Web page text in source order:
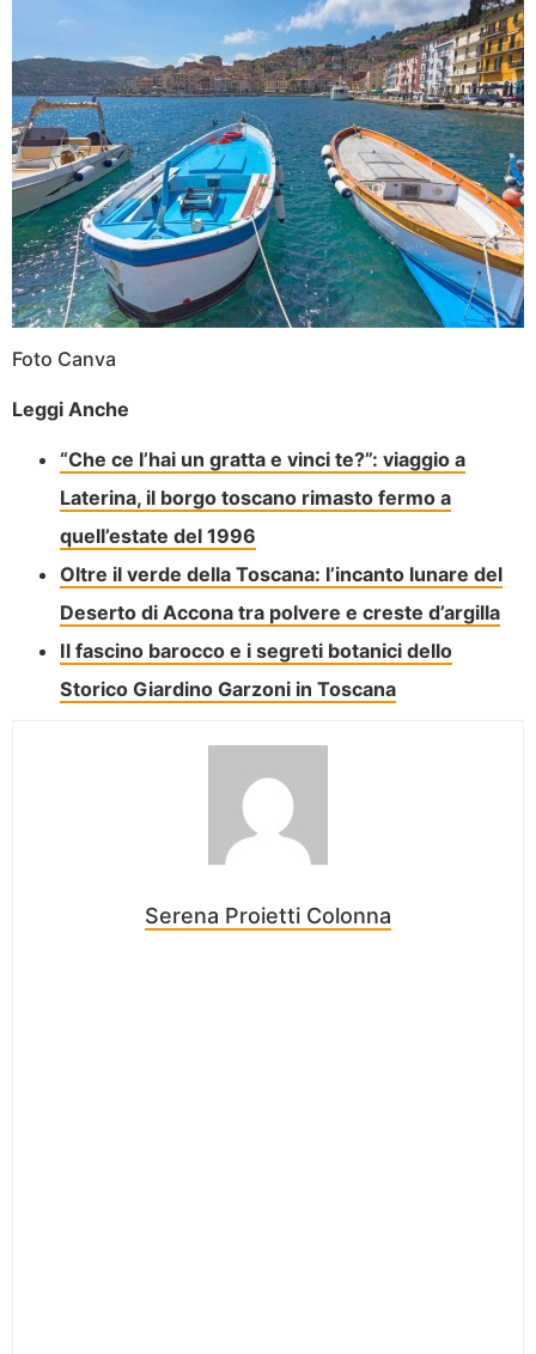
Foto Canva
Leggi Anche
“Che ce l’hai un gratta e vinci te?”: viaggio a
Laterina, il borgo toscano rimasto fermo a
quell’estate del 1996
Oltre il verde della Toscana: l’incanto lunare del
Deserto di Accona tra polvere e creste d’argilla
Il fascino barocco e i segreti botanici dello
Storico Giardino Garzoni in Toscana
Serena Proietti Colonna